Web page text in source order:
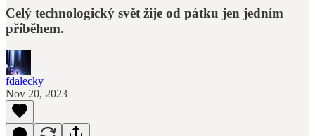
Celý technologický svět žije od pátku jen jedním
příběhem.
fdalecky
Nov 20, 2023